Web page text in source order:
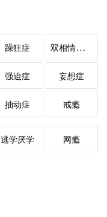
躁狂症 双相情感障碍
强迫症 妄想症
抽动症 戒瘾
逃学厌学 网瘾